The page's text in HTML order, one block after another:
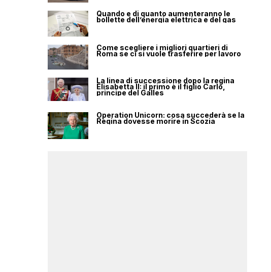
Quando e di quanto aumenteranno le
bollette dell’energia elettrica e del gas
Come scegliere i migliori quartieri di
Roma se ci si vuole trasferire per lavoro
La linea di successione dopo la regina
Elisabetta II: il primo è il figlio Carlo,
principe del Galles
Operation Unicorn: cosa succederà se la
Regina dovesse morire in Scozia